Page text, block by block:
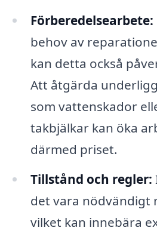
Förberedelsearbete:
behov av
kan detta också
Att åtgärda
som vattenskador
takbjälkar kan öka
därmed priset.
Tillstånd och regler:
det vara nödvändigt
vilket kan innebära